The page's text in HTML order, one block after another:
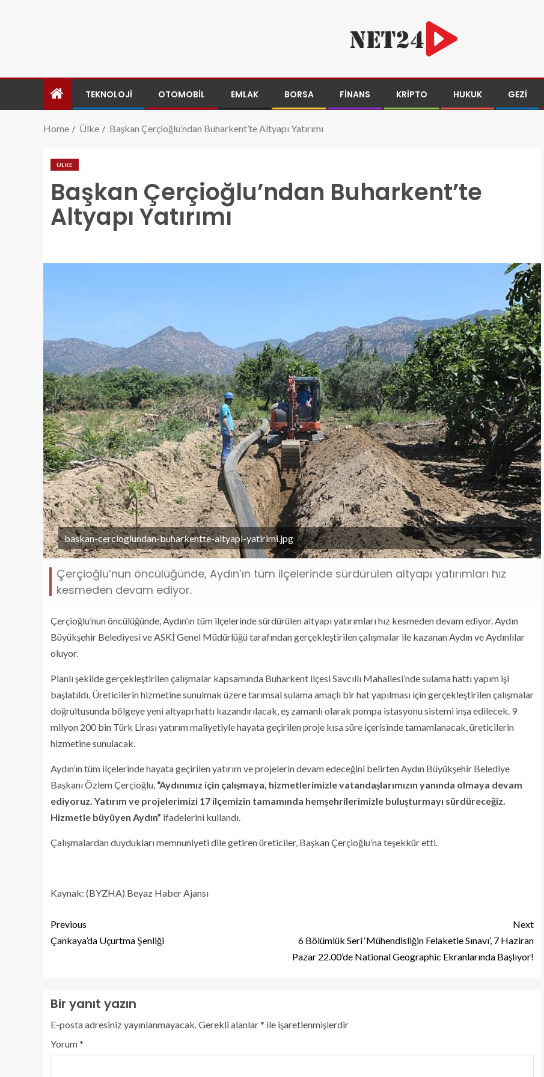
TEKNOLOJI OTOMOBIL EMLAK BORSA FINANS KRIPTO HUKUK GEZI
Home Ülke Başkan Çerçioğlu’ndan Buharkent’te Altyapı Yatırımı
ÜLKE
Başkan Çerçioğlu’ndan Buharkent’te
Altyapı Yatırımı
baskan-cercioglundan-buharkentte-altyapi-yatirimi.jpg
Çerçioğlu’nun öncülüğünde, Aydın’ın tüm ilçelerinde sürdürülen altyapı yatırımları hız
kesmeden devam ediyor.
Çerçioğlu’nun öncülüğünde, Aydın’ın tüm ilçelerinde sürdürülen altyapı yatırımları hız kesmeden devam ediyor. Aydın
Büyükşehir Belediyesi ve ASKİ Genel Müdürlüğü tarafından gerçekleştirilen çalışmalar ile kazanan Aydın ve Aydınlılar
oluyor.
Planlı şekilde gerçekleştirilen çalışmalar kapsamında Buharkent ilçesi Savcıllı Mahallesi’nde sulama hattı yapım işi
başlatıldı. Üreticilerin hizmetine sunulmak üzere tarımsal sulama amaçlı bir hat yapılması için gerçekleştirilen çalışmalar
doğrultusunda bölgeye yeni altyapı hattı kazandırılacak, eş zamanlı olarak pompa istasyonu sistemi inşa edilecek. 9
milyon 200 bin Türk Lirası yatırım maliyetiyle hayata geçirilen proje kısa süre içerisinde tamamlanacak, üreticilerin
hizmetine sunulacak.
Aydın’ın tüm ilçelerinde hayata geçirilen yatırım ve projelerin devam edeceğini belirten Aydın Büyükşehir Belediye
Başkanı Özlem Çerçioğlu, “Aydınımız için çalışmaya, hizmetlerimizle vatandaşlarımızın yanında olmaya devam
ediyoruz. Yatırım ve projelerimizi 17 ilçemizin tamamında hemşehrilerimizle buluşturmayı sürdüreceğiz.
Hizmetle büyüyen Aydın” ifadelerini kullandı.
Çalışmalardan duydukları memnuniyeti dile getiren üreticiler, Başkan Çerçioğlu’na teşekkür etti.
Kaynak: (BYZHA) Beyaz Haber Ajansı
Previous
Çankaya’da Uçurtma Şenliği
Next
6 Bölümlük Seri ‘Mühendisliğin Felaketle Sınavı’, 7 Haziran
Pazar 22.00’de National Geographic Ekranlarında Başlıyor!
Bir yanıt yazın
E-posta adresiniz yayınlanmayacak.Gerekli alanlar* ile işaretlenmişlerdir
Yorum*